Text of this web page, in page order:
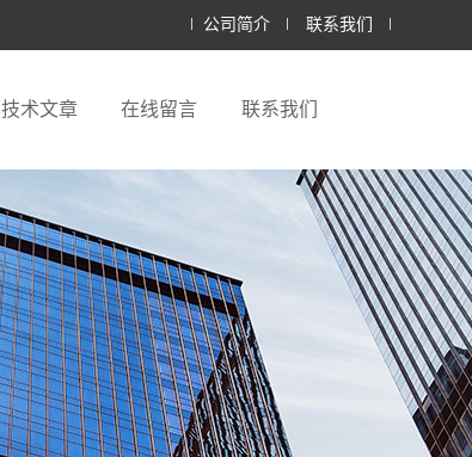
公司简介 联系我们
技术文章 在线留言 联系我们